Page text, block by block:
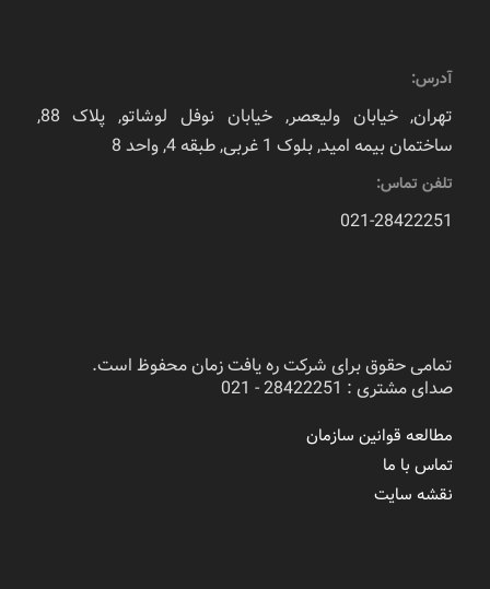
آدرس:
تهران, خیابان ولیعصر, خیابان نوفل لوشاتو, پلاک 88,
ساختمان بیمه امید, بلوک 1 غربی, طبقه 4, واحد 8
تلفن تماس:
021-28422251
تمامی حقوق برای شرکت ره یافت زمان محفوظ است.
صدای مشتری : 28422251 - 021
مطالعه قوانین سازمان
تماس با ما
نقشه سایت